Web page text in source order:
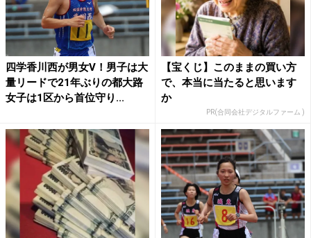
四学香川西が男女V！男子は大
量リードで21年ぶりの都大路
女子は1区から首位守り...
【宝くじ】このままの買い方
で、本当に当たると思います
か
PR(合同会社デジタルファーム )